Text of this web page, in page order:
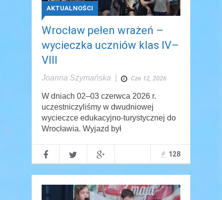
AKTUALNOŚCI
Wrocław pełen wrażeń –
wycieczka uczniów klas IV–
VIII
Joanna Szymańska Cze 12, 2026
W dniach 02–03 czerwca 2026 r.
uczestniczyliśmy w dwudniowej
wycieczce edukacyjno-turystycznej do
Wrocławia. Wyjazd był
128